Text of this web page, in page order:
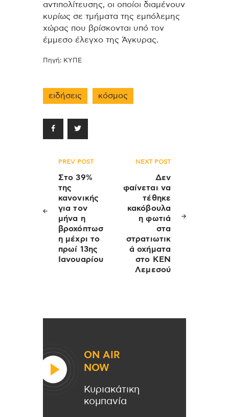
αντιπολίτευσης, οι οποίοι διαμένουν
κυρίως σε τμήματα της εμπόλεμης
χώρας που βρίσκονται υπό τον
έμμεσο έλεγχο της Άγκυρας.
Πηγή: ΚΥΠΕ
ειδήσεις κόσμος
Πλοήγηση
άρθρων
PREV POST
Στο 39%
της
κανονικής
για τον
μήνα η
βροχόπτωσ
η μέχρι το
πρωί 13ης
Ιανουαρίου
NEXT POST
Δεν
φαίνεται να
τέθηκε
κακόβουλα
η φωτιά
στα
στρατιωτικ
ά οχήματα
στο ΚΕΝ
Λεμεσού
ON AIR
NOW
Κυριακάτικη
κομπανία